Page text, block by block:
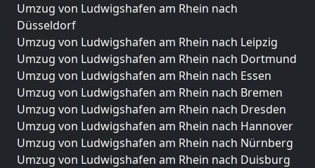
Umzug von Ludwigshafen am Rhein nach
Düsseldorf
Umzug von Ludwigshafen am Rhein nach Leipzig
Umzug von Ludwigshafen am Rhein nach Dortmund
Umzug von Ludwigshafen am Rhein nach Essen
Umzug von Ludwigshafen am Rhein nach Bremen
Umzug von Ludwigshafen am Rhein nach Dresden
Umzug von Ludwigshafen am Rhein nach Hannover
Umzug von Ludwigshafen am Rhein nach Nürnberg
Umzug von Ludwigshafen am Rhein nach Duisburg